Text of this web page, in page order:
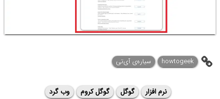
howtogeek سیاره‌ی ‌آی‌تی
نرم افزار گوگل گوگل کروم وب گرد